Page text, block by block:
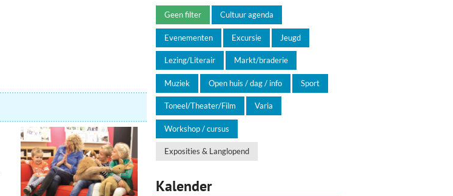
Financiën, Makelaars & Hypotheken
(Ver) Bouw & Onderhoud
Bedrijventerreinen
Bedrijven in de Regio Zuidhorn
Bedrijven van Vroeger
Geen filter Cultuur agenda
Evenementen Excursie Jeugd
Lezing/Literair Markt/braderie
Muziek Open huis / dag / info Sport
Toneel/Theater/Film Varia
Workshop / cursus
Exposities & Langlopend
Kalender